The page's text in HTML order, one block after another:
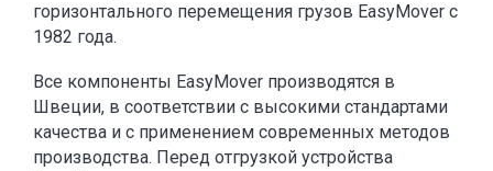
горизонтального перемещения грузов EasyMover с
1982 года.
Все компоненты EasyMover производятся в
Швеции, в соответствии с высокими стандартами
качества и с применением современных методов
производства. Перед отгрузкой устройства